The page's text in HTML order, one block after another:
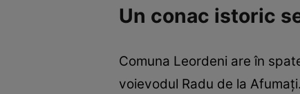
Un conac istoric
Comuna Leordeni are în
voievodul Radu de la